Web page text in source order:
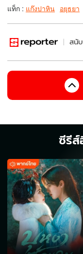
แท็ก : แก๊งปาหิน อยุธยา
สนั
ซีรีส์